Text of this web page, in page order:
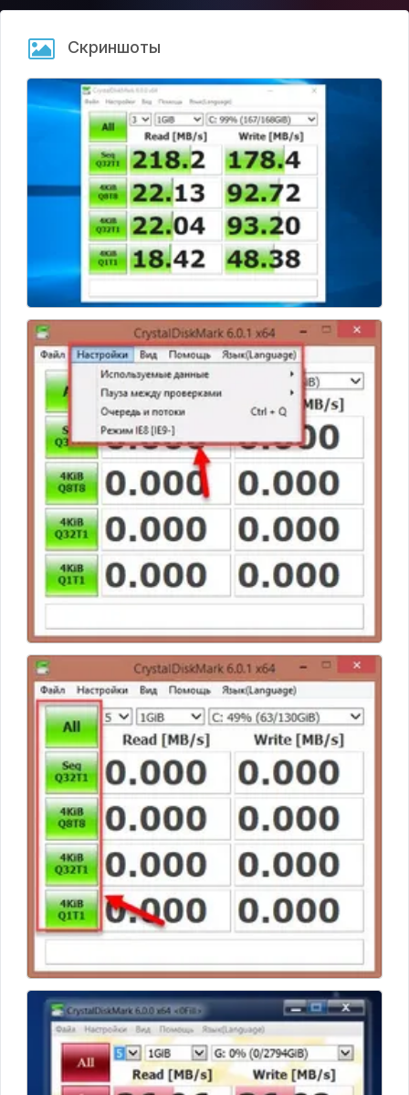
• Красный – состояние критично, требуется ремонт
При желании пользователь сохраняет отчет в текстовом
формате или распечатывает его. Также есть возможность
привязать электронную почту и получать результаты в
письме.
Также CrystalDiskMark предлагает несколько скинов на
Интерфейс переведен на десятки языков, включая
русский. Программа доступна только на ОС Windows.
Благодаря открытому исходному коду можно найти
вольные модификации утилиты для других операционных
систем.
Последний официальный релиз – CrystalDiskMark 6.0.1 –
вышел в июне 2018 года.
Скриншоты